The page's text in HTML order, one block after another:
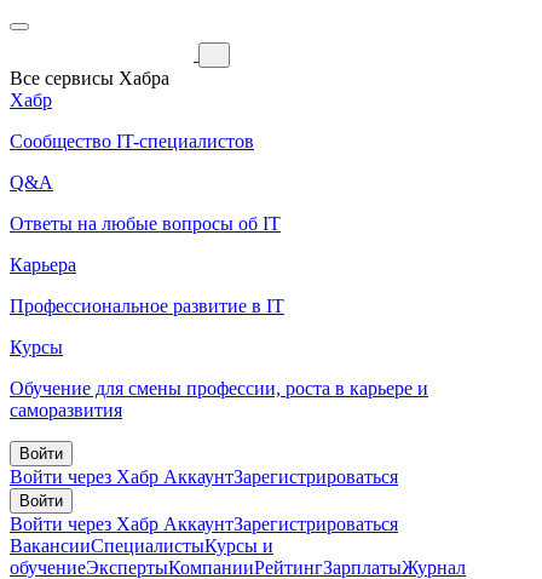
Все сервисы Хабра
Хабр
Сообщество IT-специалистов
Q&A
Ответы на любые вопросы об IT
Карьера
Профессиональное развитие в IT
Курсы
Обучение для смены профессии, роста в карьере и
саморазвития
Войти
Войти через Хабр АккаунтЗарегистрироваться
Войти
Войти через Хабр АккаунтЗарегистрироваться
ВакансииСпециалистыКурсы и
обучениеЭкспертыКомпанииРейтингЗарплатыЖурнал